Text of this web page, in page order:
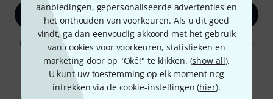
aanbiedingen, gepersonaliseerde advertenties en
het onthouden van voorkeuren. Als u dit goed
vindt, ga dan eenvoudig akkoord met het gebruik
van cookies voor voorkeuren, statistieken en
marketing door op "Oké!" te klikken. (show all).
U kunt uw toestemming op elk moment nog
intrekken via de cookie-instellingen (hier).
Registreer nu
Door op "Registreer nu" te klikken, gaat u akkoord met het ontvangen
van e-mailreclame. U kunt zich op elk moment afmelden. Meer
informatie over de nieuwsbrief vindt u in onzerichtlijn
gegevensbescherming.
* Benodigd